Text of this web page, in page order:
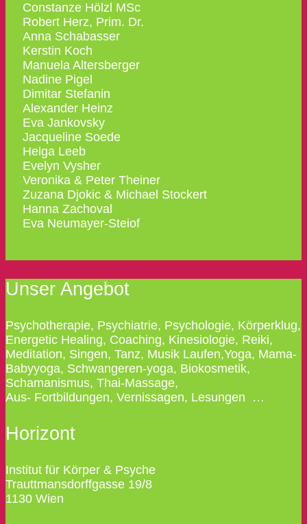
Constanze Hölzl MSc
Robert Herz, Prim. Dr.
Anna Schabasser
Kerstin Koch
Manuela Altersberger
Nadine Pigel
Dimitar Stefanin
Alexander Heinz
Eva Jankovsky
Jacqueline Soede
Helga Leeb
Evelyn Vysher
Veronika & Peter Theiner
Zuzana Djokic & Michael Stockert
Hanna Zachoval
Eva Neumayer-Steiof
Unser Angebot
Psychotherapie, Psychiatrie, Psychologie, Körperklug,
Energetic Healing, Coaching, Kinesiologie, Reiki,
Meditation, Singen, Tanz, Musik Laufen,Yoga, Mama-
Babyyoga, Schwangeren-yoga, Biokosmetik,
Schamanismus, Thai-Massage,
Aus- Fortbildungen, Vernissagen, Lesungen …
Horizont
Institut für Körper & Psyche
Trauttmansdorffgasse 19/8
1130 Wien